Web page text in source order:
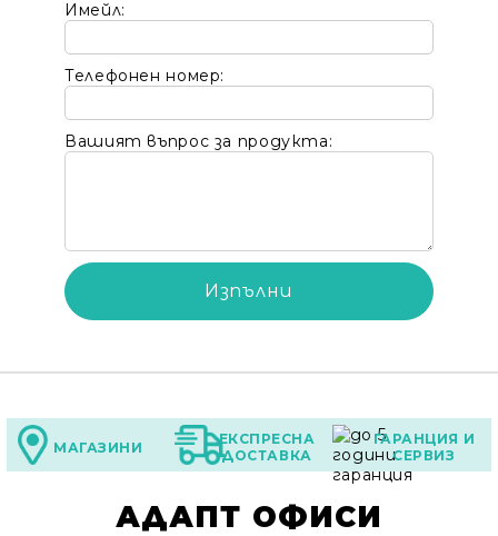
Имейл:
Телефонен номер:
Вашият въпрос за продукта:
МАГАЗИНИ
ЕКСПРЕСНА
ДОСТАВКА
ГАРАНЦИЯ И
СЕРВИЗ
АДАПТ ОФИСИ